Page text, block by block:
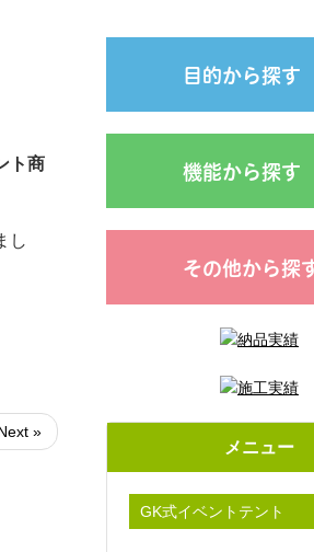
ト商
し
»
目的から探す
機能から探す
その他から探
メニュー
GK式イベントテント